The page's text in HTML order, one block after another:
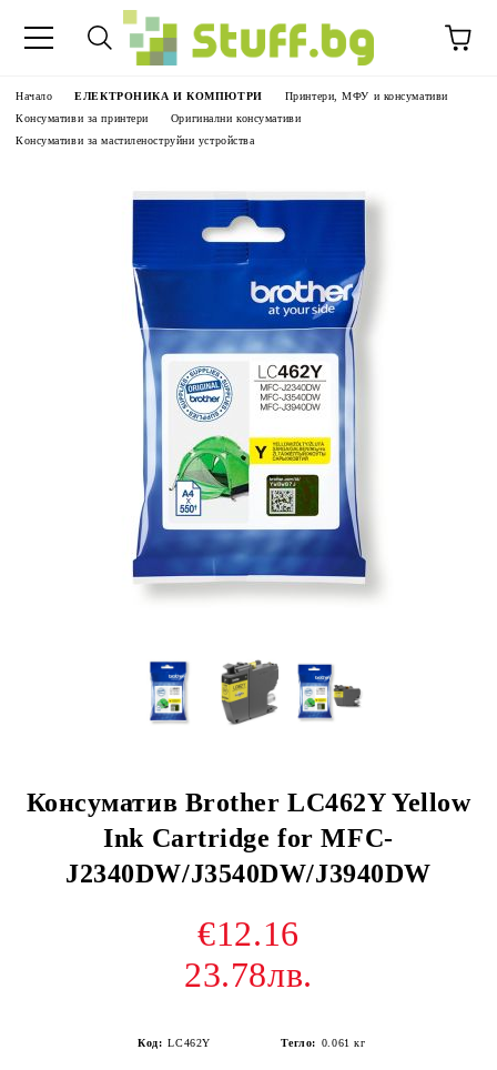
Начало ЕЛЕКТРОНИКА И КОМПЮТРИ
Принтери, МФУ и консумативи
Консумативи за принтери
Оригинални консумативи
Консумативи за мастиленоструйни устройства
Консуматив Brother LC462Y Yellow
Ink Cartridge for MFC-
J2340DW/J3540DW/J3940DW
€12.16
23.78лв.
Код: LC462Y Тегло: 0.061 кг